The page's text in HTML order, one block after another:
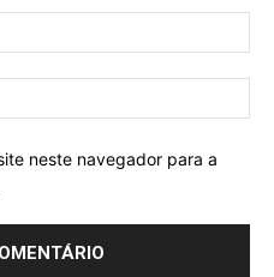
neste navegador para a